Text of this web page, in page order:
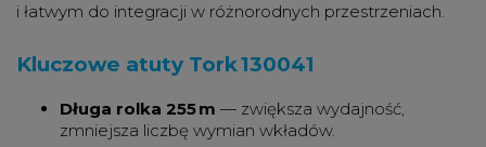
i łatwym do integracji w różnorodnych przestrzeniach.
Kluczowe atuty Tork 130041
Długa rolka 255 m — zwiększa wydajność,
zmniejsza liczbę wymian wkładów.